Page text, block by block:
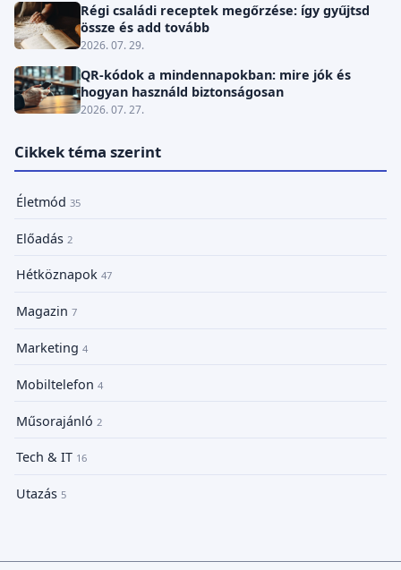
Régi családi receptek megőrzése: így gyűjtsd
össze és add tovább
2026. 07. 29.
QR-kódok a mindennapokban: mire jók és
hogyan használd biztonságosan
2026. 07. 27.
Cikkek téma szerint
Életmód 35
Előadás 2
Hétköznapok 47
Magazin 7
Marketing 4
Mobiltelefon 4
Műsorajánló 2
Tech & IT 16
Utazás 5